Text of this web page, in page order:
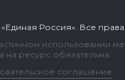
Россия». Все
использовании
на ресурс обязательна.
соглашение